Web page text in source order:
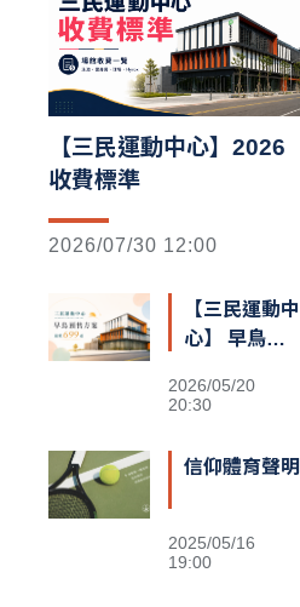
【三民運動中心】2026
收費標準
2026/07/30 12:00
【三民運動中
心】 早鳥預
2026/05/20
20:30
信仰體育聲明
2025/05/16
19:00